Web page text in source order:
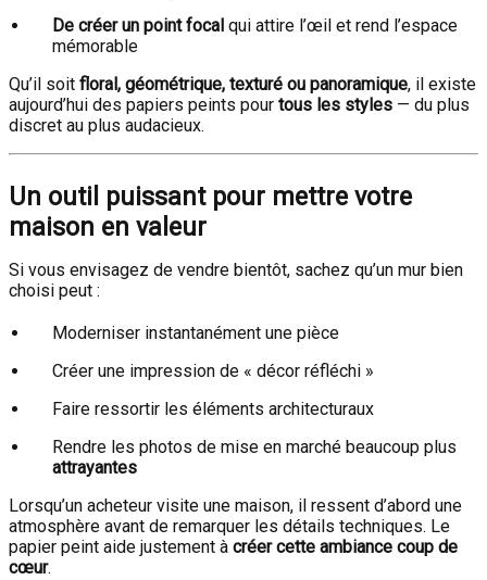
De créer un point focal qui attire l’œil et rend l’espace
mémorable
Qu’il soit floral, géométrique, texturé ou panoramique, il existe
aujourd’hui des papiers peints pour tous les styles — du plus
discret au plus audacieux.
Un outil puissant pour mettre votre
maison en valeur
Si vous envisagez de vendre bientôt, sachez qu’un mur bien
choisi peut :
Moderniser instantanément une pièce
Créer une impression de « décor réfléchi »
Faire ressortir les éléments architecturaux
Rendre les photos de mise en marché beaucoup plus
attrayantes
Lorsqu’un acheteur visite une maison, il ressent d’abord une
atmosphère avant de remarquer les détails techniques. Le
papier peint aide justement à créer cette ambiance coup de
cœur.